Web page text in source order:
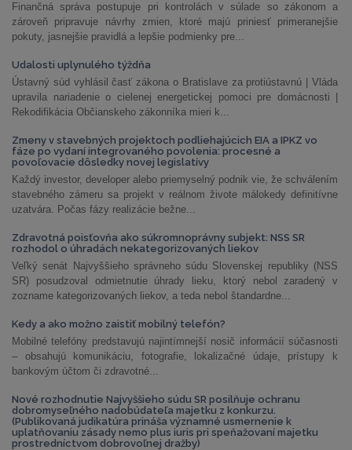
Finančná správa postupuje pri kontrolách v súlade so zákonom a
zároveň pripravuje návrhy zmien, ktoré majú priniesť primeranejšie
pokuty, jasnejšie pravidlá a lepšie podmienky pre...
Udalosti uplynulého týždňa
Ústavný súd vyhlásil časť zákona o Bratislave za protiústavnú | Vláda
upravila nariadenie o cielenej energetickej pomoci pre domácnosti |
Rekodifikácia Občianskeho zákonníka mieri k...
Zmeny v stavebných projektoch podliehajúcich EIA a IPKZ vo
fáze po vydaní integrovaného povolenia: procesné a
povoľovacie dôsledky novej legislatívy
Každý investor, developer alebo priemyselný podnik vie, že schválením
stavebného zámeru sa projekt v reálnom živote málokedy definitívne
uzatvára. Počas fázy realizácie bežne...
Zdravotná poisťovňa ako súkromnoprávny subjekt: NSS SR
rozhodol o úhradách nekategorizovaných liekov
Veľký senát Najvyššieho správneho súdu Slovenskej republiky (NSS
SR) posudzoval odmietnutie úhrady lieku, ktorý nebol zaradený v
zozname kategorizovaných liekov, a teda nebol štandardne...
Kedy a ako možno zaistiť mobilný telefón?
Mobilné telefóny predstavujú najintímnejší nosič informácií súčasnosti
– obsahujú komunikáciu, fotografie, lokalizačné údaje, prístupy k
bankovým účtom či zdravotné...
Nové rozhodnutie Najvyššieho súdu SR posilňuje ochranu
dobromyseľného nadobúdateľa majetku z konkurzu.
(Publikovaná judikatúra prináša významné usmernenie k
uplatňovaniu zásady nemo plus iuris pri speňažovaní majetku
prostredníctvom dobrovoľnej dražby)